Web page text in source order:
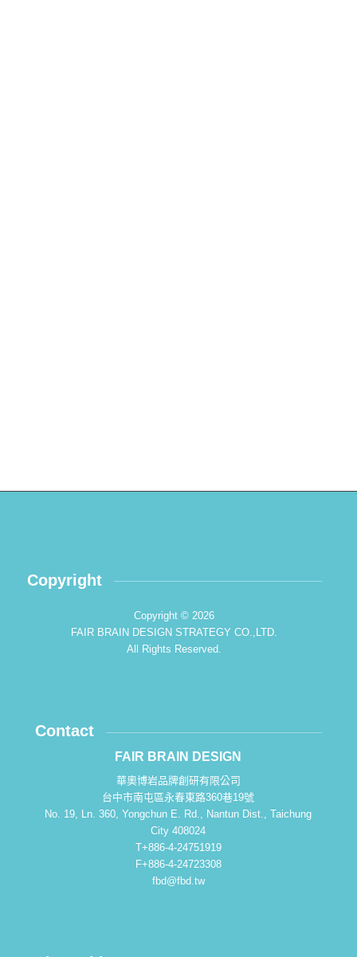
Copyright
Copyright © 2026
FAIR BRAIN DESIGN STRATEGY CO.,LTD.
All Rights Reserved.
Contact
FAIR BRAIN DESIGN
華奧博岩品牌創研有限公司
台中市南屯區永春東路360巷19號
No. 19, Ln. 360, Yongchun E. Rd., Nantun Dist., Taichung
City 408024
T+886-4-24751919
F+886-4-24723308
fbd@fbd.tw